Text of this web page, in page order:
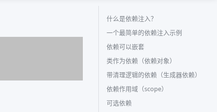
什么是依赖注入？
一个最简单的依赖注入示例
依赖可以嵌套
类作为依赖（依赖对象）
带清理逻辑的依赖（生成器依赖）
依赖作用域（scope）
可选依赖